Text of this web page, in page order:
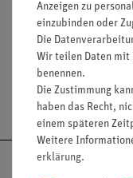
Anzeigen zu
einzubinden oder
Die
Wir teilen Daten
benennen.
Die Zustimmung
haben das Recht,
einem späteren
Weitere
erklärung.